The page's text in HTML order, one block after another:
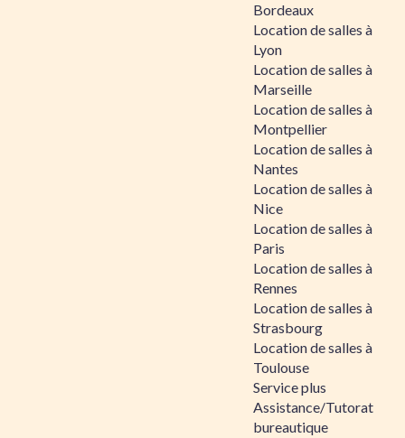
Bordeaux
Location de salles à
Lyon
Location de salles à
Marseille
Location de salles à
Montpellier
Location de salles à
Nantes
Location de salles à
Nice
Location de salles à
Paris
Location de salles à
Rennes
Location de salles à
Strasbourg
Location de salles à
Toulouse
Service plus
Assistance/Tutorat
bureautique